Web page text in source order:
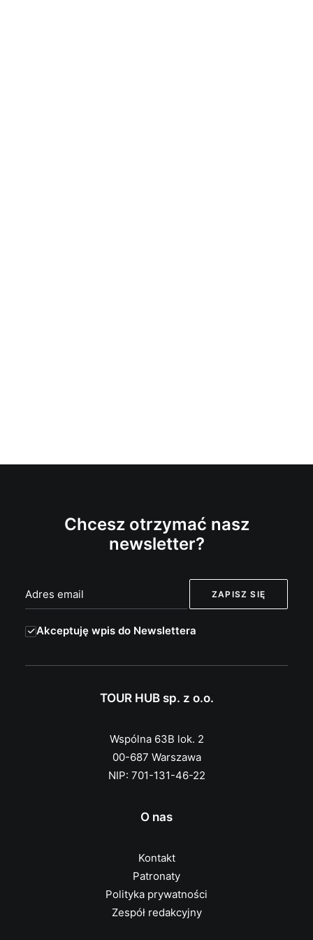
Chcesz otrzymać nasz
newsletter?
Akceptuję wpis do Newslettera
TOUR HUB sp. z o.o.
Wspólna 63B lok. 2
00-687 Warszawa
NIP: 701-131-46-22
O nas
Kontakt
Patronaty
Polityka prywatności
Zespół redakcyjny